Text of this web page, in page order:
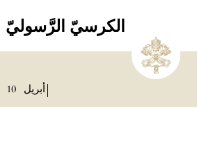
الكرسيّ الرَّسوليّ
أبريل 10